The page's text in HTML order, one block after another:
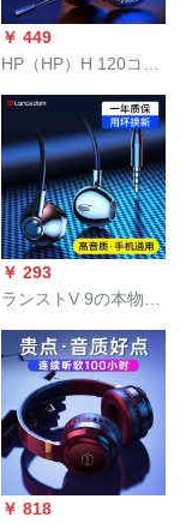
￥ 449
HP（HP）H 120コン
トヘッドセットヘッ
ドセットヘッドセッ
トヘッドセットヘッ
ドセットヘッドセッ
トヘッドセットヘッ
ドセットヘッドセッ
トヘッドセットヘッ
ドセットヘッドセッ
トヘッドセットヘッ
ドセットノイズマイ
ンケーブルゲームデ
スクトップ携帯電話
のノートはチキンを
食べて音声を聞きま
す。
￥ 293
ランストV 9の本物の
イヤホーンは有線半
耳式調音ベトの麦華
です。mate 30 p 30
nova 5 proHUAWEI
ONA 20 X 10 8 X 9
pro泛用携帯電話のサ
ポートです。
￥ 818